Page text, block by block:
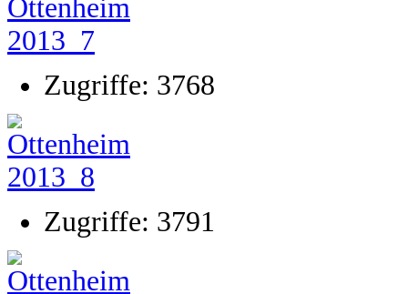
Zugriffe: 3768
Zugriffe: 3791